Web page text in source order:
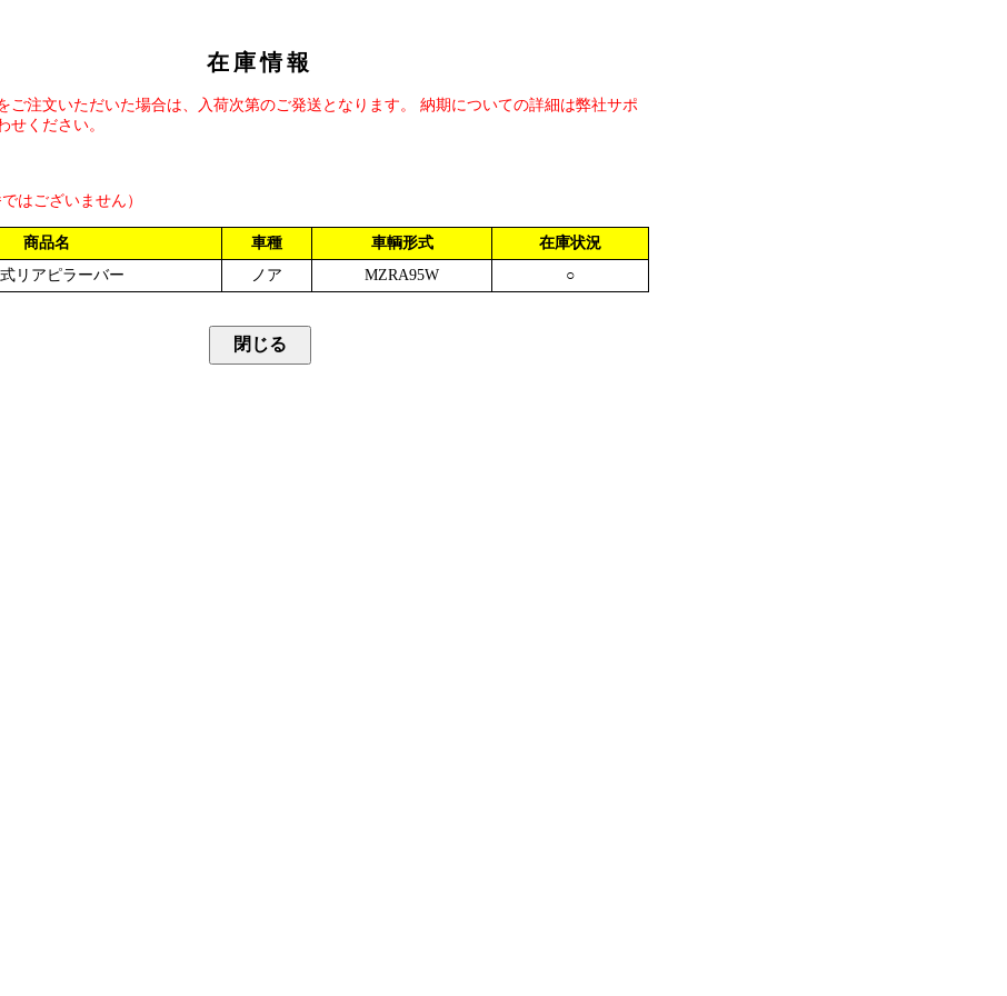
在庫情報
ご注文いただいた場合は、入荷次第のご発送となります。 納期についての詳細は弊社サポ
せください。
はございません）
商品名 車種 車輌形式
在庫状況
リアピラーバー
ノア MZRA95W ○